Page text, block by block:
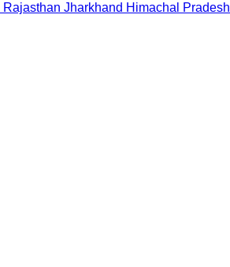
Rajasthan Jharkhand Himachal Pradesh